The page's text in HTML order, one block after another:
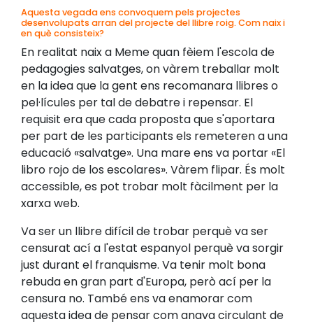
Aquesta vegada ens convoquem pels projectes
desenvolupats arran del projecte del llibre roig. Com naix i
en què consisteix?
En realitat naix a Meme quan fèiem l'escola de
pedagogies salvatges, on vàrem treballar molt
en la idea que la gent ens recomanara llibres o
pel·lícules per tal de debatre i repensar. El
requisit era que cada proposta que s'aportara
per part de les participants els remeteren a una
educació «salvatge». Una mare ens va portar «El
libro rojo de los escolares». Vàrem flipar. És molt
accessible, es pot trobar molt fàcilment per la
xarxa web.
Va ser un llibre difícil de trobar perquè va ser
censurat ací a l'estat espanyol perquè va sorgir
just durant el franquisme. Va tenir molt bona
rebuda en gran part d'Europa, però ací per la
censura no. També ens va enamorar com
aquesta idea de pensar com anava circulant de